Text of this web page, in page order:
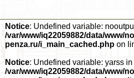
Notice: Undefined variable:
/var/www/iq22059882/data/www/
penza.ru/i_main_cached.php on
Notice: Undefined variable: yarss in
/var/www/iq22059882/data/www/